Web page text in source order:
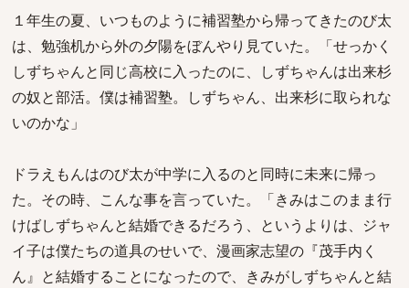
１年生の夏、いつものように補習塾から帰ってきたのび太
は、勉強机から外の夕陽をぼんやり見ていた。「せっかく
しずちゃんと同じ高校に入ったのに、しずちゃんは出来杉
の奴と部活。僕は補習塾。しずちゃん、出来杉に取られな
いのかな」
ドラえもんはのび太が中学に入るのと同時に未来に帰っ
た。その時、こんな事を言っていた。「きみはこのまま行
けばしずちゃんと結婚できるだろう、というよりは、ジャ
イ子は僕たちの道具のせいで、漫画家志望の『茂手内く
ん』と結婚することになったので、きみがしずちゃんと結